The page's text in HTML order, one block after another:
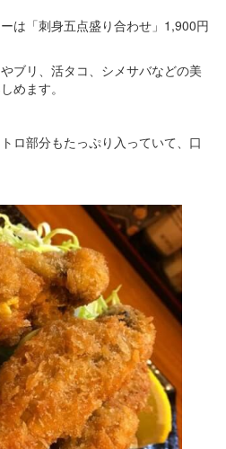
は「刺身五点盛り合わせ」1,900円
ブリ、活タコ、シメサバなどの美
めます。
ロ部分もたっぷり入っていて、口